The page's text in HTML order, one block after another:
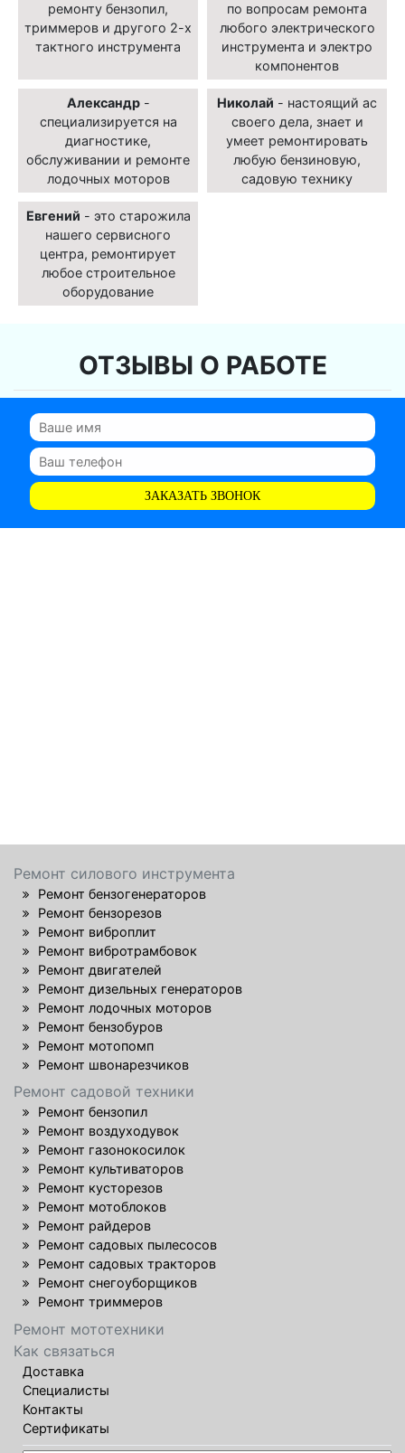
ремонту бензопил,
триммеров и другого 2-х
тактного инструмента
по вопросам ремонта
любого электрического
инструмента и электро
компонентов
Александр-
специализируется на
диагностике,
обслуживании и ремонте
лодочных моторов
Николай - настоящий ас
своего дела, знает и
умеет ремонтировать
любую бензиновую,
садовую технику
Евгений - это старожила
нашего сервисного
центра, ремонтирует
любое строительное
оборудование
ОТЗЫВЫ О РАБОТЕ
ЗАКАЗАТЬ ЗВОНОК
Ремонт силового инструмента
Ремонт бензогенераторов
Ремонт бензорезов
Ремонт виброплит
Ремонт вибротрамбовок
Ремонт двигателей
Ремонт дизельных генераторов
Ремонт лодочных моторов
Ремонт бензобуров
Ремонт мотопомп
Ремонт швонарезчиков
Ремонт садовой техники
Ремонт бензопил
Ремонт воздуходувок
Ремонт газонокосилок
Ремонт культиваторов
Ремонт кусторезов
Ремонт мотоблоков
Ремонт райдеров
Ремонт садовых пылесосов
Ремонт садовых тракторов
Ремонт снегоуборщиков
Ремонт триммеров
Ремонт мототехники
Как связаться
Доставка
Специалисты
Контакты
Сертификаты